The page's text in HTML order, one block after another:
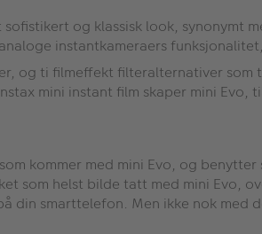
og klassisk look, synonymt
instantkameraers
og ti filmeffekt filteralternativer
mini instant film skaper mini
kommer med mini Evo, og
som helst bilde tatt med mini Evo,
din smarttelefon. Men ikke nok